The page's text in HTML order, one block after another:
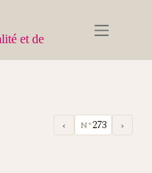
‹ N°273 ›